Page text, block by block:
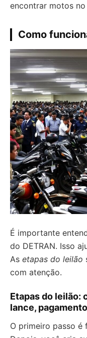
encontrar motos
Como
É importante
do DETRAN. Isso
As etapas do leilão
com atenção.
Etapas do leilão:
lance,
O primeiro passo